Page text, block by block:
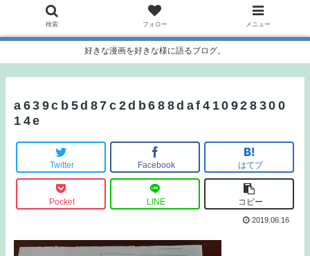
好きな漫画を好きな様に語るブログ。
a639cb5d87c2db688daf410928300
14e
Twitter Facebook はてブ
Pocket LINE コピー
2019.06.16
検索 フォロー メニュー